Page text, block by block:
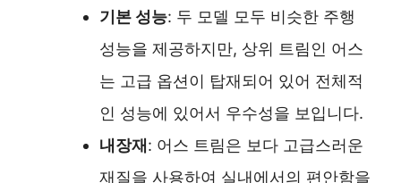
기본 성능: 두 모델 모두 비슷한 주행
성능을 제공하지만, 상위 트림인 어스
는 고급 옵션이 탑재되어 있어 전체적
인 성능에 있어서 우수성을 보입니다.
내장재: 어스 트림은 보다 고급스러운
재질을 사용하여 실내에서의 편안함을